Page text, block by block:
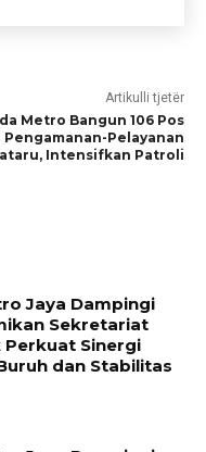
Artikulli tjetër
Metro Bangun 106 Pos
Pengamanan-Pelayanan
Intensifkan Patroli
Jaya Dampingi
Sekretariat
Perkuat Sinergi
dan Stabilitas